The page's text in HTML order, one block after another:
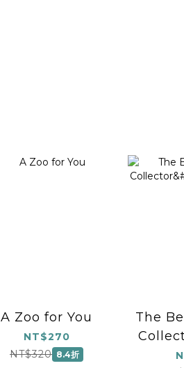
A Zoo for You
NT$270
NT$320 8.4折
The